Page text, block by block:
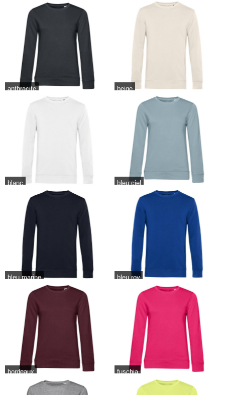
anthracite beige
blanc bleu ciel
bleu marine bleu roy
bordeaux fuschia